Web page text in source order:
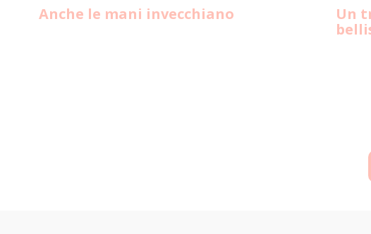
Anche le mani invecchiano
Un